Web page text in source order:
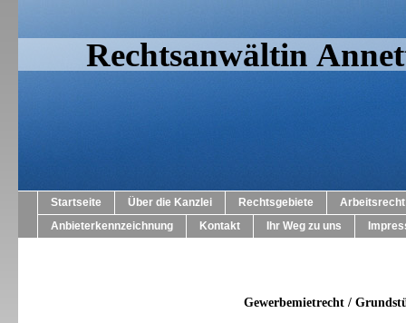
Rechtsanwältin
Startseite Über die Kanzlei Rechtsgebiete
Arbeitsrecht
Anbieterkennzeichnung
Kontakt Ihr Weg zu uns
Gewerbemietrecht /